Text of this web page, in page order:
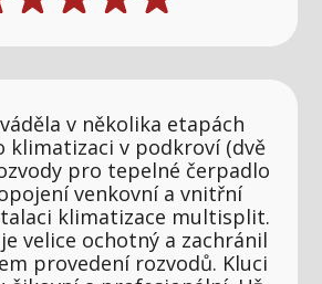
v několika etapách
klimatizaci v podkroví (dvě
pro tepelné čerpadlo
venkovní a vnitřní
klimatizace multisplit.
velice ochotný a zachránil
provedení rozvodů. Kluci